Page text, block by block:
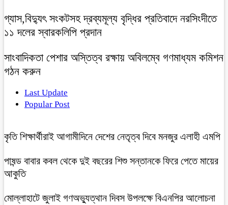
গ্যাস,বিদ্যুৎ সংকটসহ দ্রব্যমূল্য বৃদ্ধির প্রতিবাদে নরসিংদীতে
১১ দলের স্বারকলিপি প্রদান
সাংবাদিকতা পেশার অস্তিত্ব রক্ষায় অবিলম্বে গণমাধ্যম কমিশন
গঠন করুন
Last Update
Popular Post
কৃতি শিক্ষার্থীরাই আগামীদিনে দেশের নেতৃত্ব দিবে মনজুর এলাহী এমপি
পাষন্ড বাবার কবল থেকে দুই বছরের শিশু সন্তানকে ফিরে পেতে মায়ের
আকুতি
মোল্লাহাটে জুলাই গণঅভ্যুত্থান দিবস উপলক্ষে বিএনপির আলোচনা